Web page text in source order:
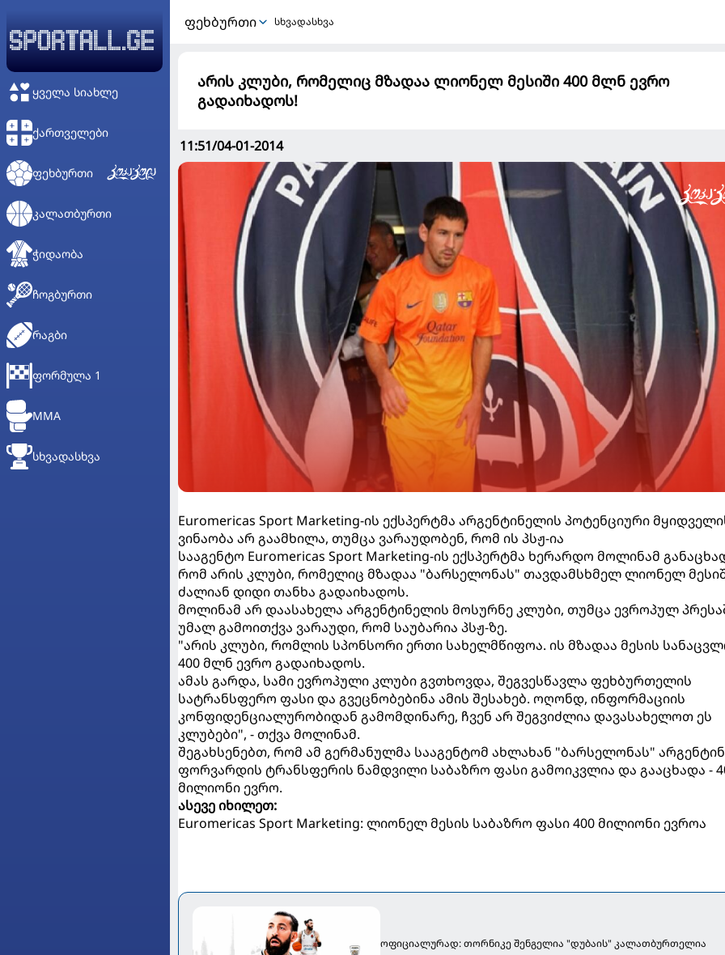
ᲧᲕᲔᲚᲐ ᲡᲘᲐᲮᲚᲔ
ᲥᲐᲠᲗᲕᲔᲚᲔᲑᲘ
ᲤᲔᲮᲑᲣᲠᲗᲘ
ᲙᲐᲚᲐᲗᲑᲣᲠᲗᲘ
ᲭᲘᲓᲐᲝᲑᲐ
ᲩᲝᲒᲑᲣᲠᲗᲘ
ᲠᲐᲒᲑᲘ
ᲤᲝᲠᲛᲣᲚᲐ 1
MMA
ᲡᲮᲕᲐᲓᲐᲡᲮᲕᲐ
ᲤᲔᲮᲑᲣᲠᲗᲘ სხვადასხვა
არის კლუბი, რომელიც მზადაა ლიონელ მესიში 400 მლნ ევრო
გადაიხადოს!
11:51/04-01-2014
Euromericas Sport Marketing-ის ექსპერტმა არგენტინელის პოტენციური
ვინაობა არ გაამხილა, თუმცა ვარაუდობენ, რომ ის პსჟ-ია
სააგენტო Euromericas Sport Marketing-ის ექსპერტმა ხერარდო მოლინამ
რომ არის კლუბი, რომელიც მზადაა "ბარსელონას" თავდამსხმელ ლიონელ
ძალიან დიდი თანხა გადაიხადოს.
მოლინამ არ დაასახელა არგენტინელის მოსურნე კლუბი, თუმცა ევროპულ
უმალ გამოითქვა ვარაუდი, რომ საუბარია პსჟ-ზე.
"არის კლუბი, რომლის სპონსორი ერთი სახელმწიფოა. ის მზადაა მესის
400 მლნ ევრო გადაიხადოს.
ამას გარდა, სამი ევროპული კლუბი გვთხოვდა, შეგვესწავლა ფეხბურთელის
სატრანსფერო ფასი და გვეცნობებინა ამის შესახებ. ოღონდ, ინფორმაციის
კონფიდენციალურობიდან გამომდინარე, ჩვენ არ შეგვიძლია დავასახელოთ ეს
კლუბები", - თქვა მოლინამ.
შეგახსენებთ, რომ ამ გერმანულმა სააგენტომ ახლახან "ბარსელონას"
ფორვარდის ტრანსფერის ნამდვილი საბაზრო ფასი გამოიკვლია და გააცხადა -
მილიონი ევრო.
ასევე იხილეთ:
Euromericas Sport Marketing: ლიონელ მესის საბაზრო ფასი 400 მილიონი ევროა
ოფიციალურად: თორნიკე შენგელია "დუბაის" კალათბურთელია